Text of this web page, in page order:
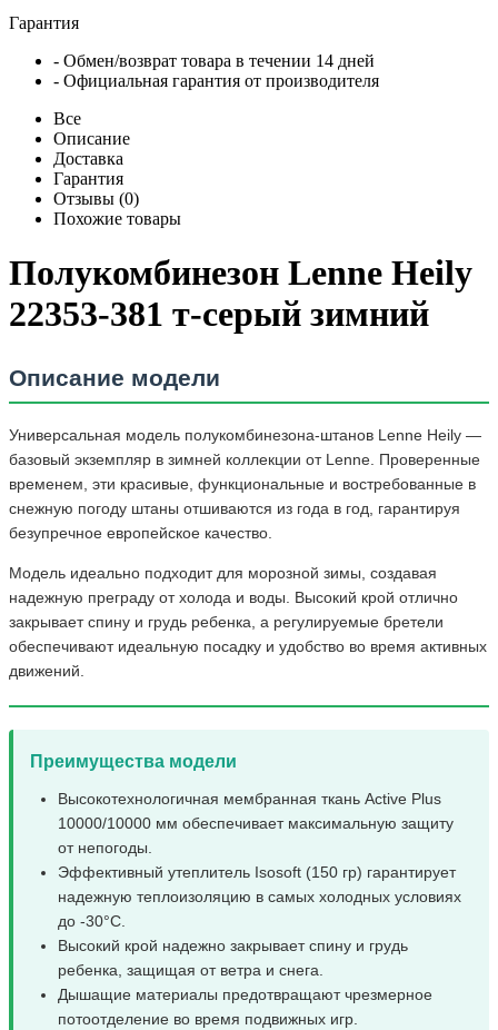
Гарантия
- Обмен/возврат товара в течении 14 дней
- Официальная гарантия от производителя
Все
Описание
Доставка
Гарантия
Отзывы (0)
Похожие товары
Полукомбинезон Lenne Heily
22353-381 т-серый зимний
Описание модели
Универсальная модель полукомбинезона-штанов Lenne Heily —
базовый экземпляр в зимней коллекции от Lenne. Проверенные
временем, эти красивые, функциональные и востребованные в
снежную погоду штаны отшиваются из года в год, гарантируя
безупречное европейское качество.
Модель идеально подходит для морозной зимы, создавая
надежную преграду от холода и воды. Высокий крой отлично
закрывает спину и грудь ребенка, а регулируемые бретели
обеспечивают идеальную посадку и удобство во время активных
движений.
Преимущества модели
Высокотехнологичная мембранная ткань Active Plus
10000/10000 мм обеспечивает максимальную защиту
от непогоды.
Эффективный утеплитель Isosoft (150 гр) гарантирует
надежную теплоизоляцию в самых холодных условиях
до -30°C.
Высокий крой надежно закрывает спину и грудь
ребенка, защищая от ветра и снега.
Дышащие материалы предотвращают чрезмерное
потоотделение во время подвижных игр.